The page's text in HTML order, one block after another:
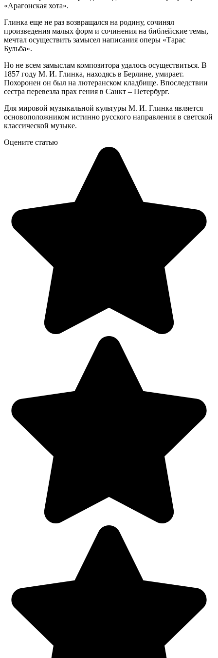
«Арагонская хота».
Глинка еще не раз возвращался на родину, сочинял
произведения малых форм и сочинения на библейские темы,
мечтал осуществить замысел написания оперы «Тарас
Бульба».
Но не всем замыслам композитора удалось осуществиться. В
1857 году М. И. Глинка, находясь в Берлине, умирает.
Похоронен он был на лютеранском кладбище. Впоследствии
сестра перевезла прах гения в Санкт – Петербург.
Для мировой музыкальной культуры М. И. Глинка является
основоположником истинно русского направления в светской
классической музыке.
Оцените статью